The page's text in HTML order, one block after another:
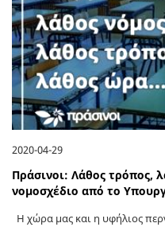
2020-04-29
Πράσινοι: Λάθος τρόπος,
νομοσχέδιο από το
Η χώρα μας και η υφήλιος